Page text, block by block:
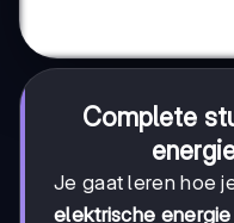
Complete
Je gaat leren hoe
elektrische